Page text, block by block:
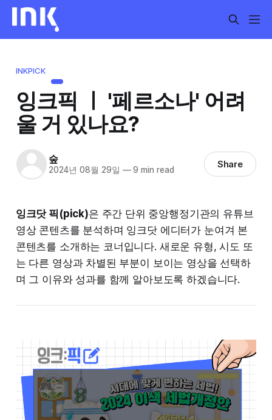
INKPICK
잉크픽 ㅣ '페르소나' 어려
울 거 있나요?
숲
2024년 08월 29일 —9 min read Share
잉크닷 픽(pick)은 주간 단위 중앙행정기관의 유튜브
영상 콘텐츠를 분석하며 잉크닷 에디터가 눈여겨 본
콘텐츠를 소개하는 코너입니다. 새로운 유형, 시도 또
는 다른 영상과 차별된 부분이 보이는 영상을 선택하
며 그 이유와 성과를 함께 알아보도록 하겠습니다.